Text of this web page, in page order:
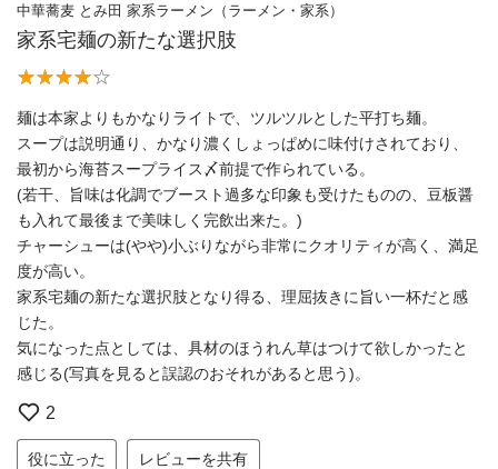
中華蕎麦 とみ田 家系ラーメン（ラーメン・家系）
家系宅麺の新たな選択肢
麺は本家よりもかなりライトで、ツルツルとした平打ち麺。
スープは説明通り、かなり濃くしょっぱめに味付けされており、
最初から海苔スープライス〆前提で作られている。
(若干、旨味は化調でブースト過多な印象も受けたものの、豆板醤
も入れて最後まで美味しく完飲出来た。)
チャーシューは(やや)小ぶりながら非常にクオリティが高く、満足
度が高い。
家系宅麺の新たな選択肢となり得る、理屈抜きに旨い一杯だと感
じた。
気になった点としては、具材のほうれん草はつけて欲しかったと
感じる(写真を見ると誤認のおそれがあると思う)。
2
役に立った レビューを共有